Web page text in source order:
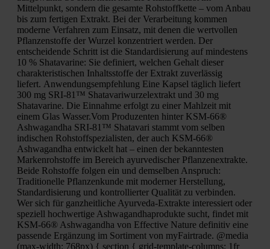
Mittelpunkt, sondern die gesamte Rohstoffkette – vom Anbau
bis zum fertigen Extrakt. Bei der Verarbeitung kommen
moderne Verfahren zum Einsatz, mit denen die wertvollen
Pflanzenstoffe der Wurzel konzentriert werden. Der
entscheidende Schritt ist die Standardisierung auf mindestens
10 % Shatavarine: Sie definiert, welchen Gehalt dieser
charakteristischen Inhaltsstoffe der Extrakt zuverlässig
liefert. Anwendungsempfehlung Eine Kapsel täglich liefert
300 mg SRI-81™ Shatavariwurzelextrakt und 30 mg
Shatavarine. Die Einnahme erfolgt zu einer Mahlzeit mit
einem Glas Wasser.Vom Produzenten hinter KSM-66®
Ashwagandha SRI-81™ Shatavari stammt vom selben
indischen Rohstoffspezialisten, der auch KSM-66®
Ashwagandha entwickelt hat – einen der bekanntesten
Markenrohstoffe im Bereich ayurvedischer Pflanzenextrakte.
Beide Rohstoffe folgen ein und demselben Anspruch:
Traditionelle Pflanzenkunde mit moderner Herstellung,
Standardisierung und kontrollierter Qualität zu verbinden.
Wer sich für ganzheitliche Ayurveda-Extrakte interessiert oder
speziell hochwertige Ashwagandhaprodukte sucht, findet mit
KSM-66® Ashwagandha von Effective Nature definitiv eine
passende Ergänzung im Sortiment von myFairtrade. @media
(max-width: 768px) { section { grid-template-columns: 1fr